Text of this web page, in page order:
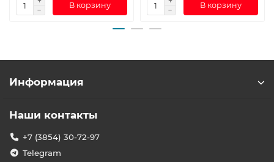
В корзину В корзину
Информация
Наши контакты
+7 (3854) 30-72-97
Telegram